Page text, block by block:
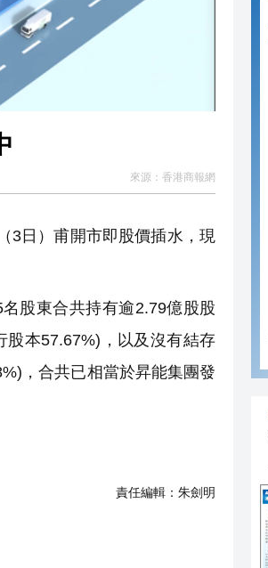
來源： 香港商報網
3日）甫開市即股價插水，現
股東合共持有逾2.79億股股
本57.67%)，以及沒有結存
，合共已相當於昇能集團發
責任編輯： 朱劍明